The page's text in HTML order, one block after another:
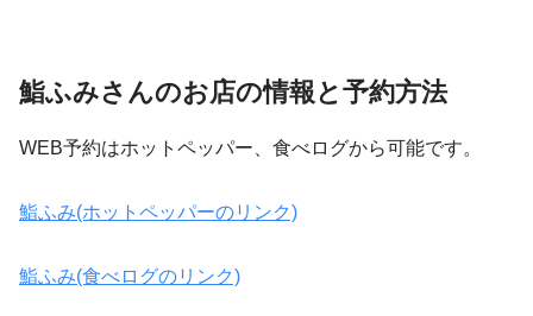
鮨ふみさんのお店の情報と予約方法
WEB予約はホットペッパー、食べログから可能です。
鮨ふみ(ホットペッパーのリンク)
鮨ふみ(食べログのリンク)